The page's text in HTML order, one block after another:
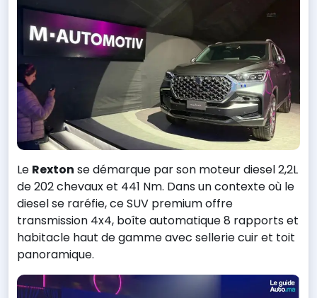
Le Rexton se démarque par son moteur diesel 2,2L
de 202 chevaux et 441 Nm. Dans un contexte où le
diesel se raréfie, ce SUV premium offre
transmission 4x4, boîte automatique 8 rapports et
habitacle haut de gamme avec sellerie cuir et toit
panoramique.